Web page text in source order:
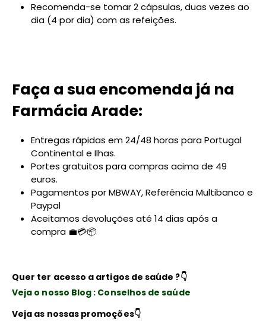
Recomenda-se tomar 2 cápsulas, duas vezes ao
dia (4 por dia) com as refeições.
Faça a sua encomenda já na
Farmácia Arade:
Entregas rápidas em 24/48 horas para Portugal
Continental e Ilhas.
Portes gratuitos para compras acima de 49
euros.
Pagamentos por MBWAY, Referência Multibanco e
Paypal
Aceitamos devoluções até 14 dias após a
compra 💼💳📦
Quer ter acesso a artigos de saúde ?👇
Veja o nosso Blog : Conselhos de saúde
Veja as nossas promoções👇